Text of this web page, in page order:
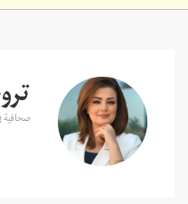
صحافية